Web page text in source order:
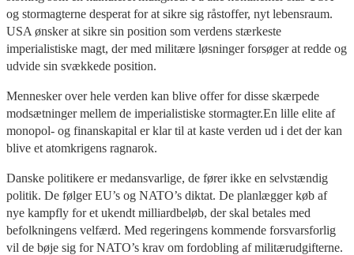
og stormagterne desperat for at sikre sig råstoffer, nyt lebensraum.
USA ønsker at sikre sin position som verdens stærkeste
imperialistiske magt, der med militære løsninger forsøger at redde og
udvide sin svækkede position.
Mennesker over hele verden kan blive offer for disse skærpede
modsætninger mellem de imperialistiske stormagter.En lille elite af
monopol- og finanskapital er klar til at kaste verden ud i det der kan
blive et atomkrigens ragnarok.
Danske politikere er medansvarlige, de fører ikke en selvstændig
politik. De følger EU’s og NATO’s diktat. De planlægger køb af
nye kampfly for et ukendt milliardbeløb, der skal betales med
befolkningens velfærd. Med regeringens kommende forsvarsforlig
vil de bøje sig for NATO’s krav om fordobling af militærudgifterne.